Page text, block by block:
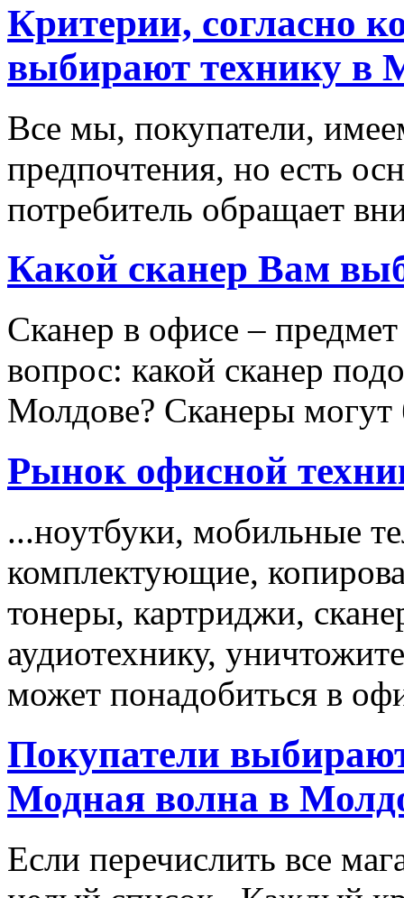
Критерии, согласно
выбирают технику в
Все мы, покупатели,
предпочтения, но есть
потребитель обращает
Какой сканер Вам
Сканер в офисе –
вопрос: какой сканер
Молдове? Сканеры могут
Рынок офисной
...ноутбуки, мобильные
комплектующие,
тонеры, картриджи,
аудиотехнику,
может понадобиться в
Покупатели
Модная волна в
Если перечислить все